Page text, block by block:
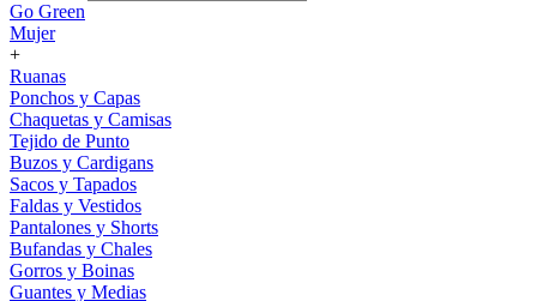
Go Green
Mujer
+
Ruanas
Ponchos y Capas
Chaquetas y Camisas
Tejido de Punto
Buzos y Cardigans
Sacos y Tapados
Faldas y Vestidos
Pantalones y Shorts
Bufandas y Chales
Gorros y Boinas
Guantes y Medias